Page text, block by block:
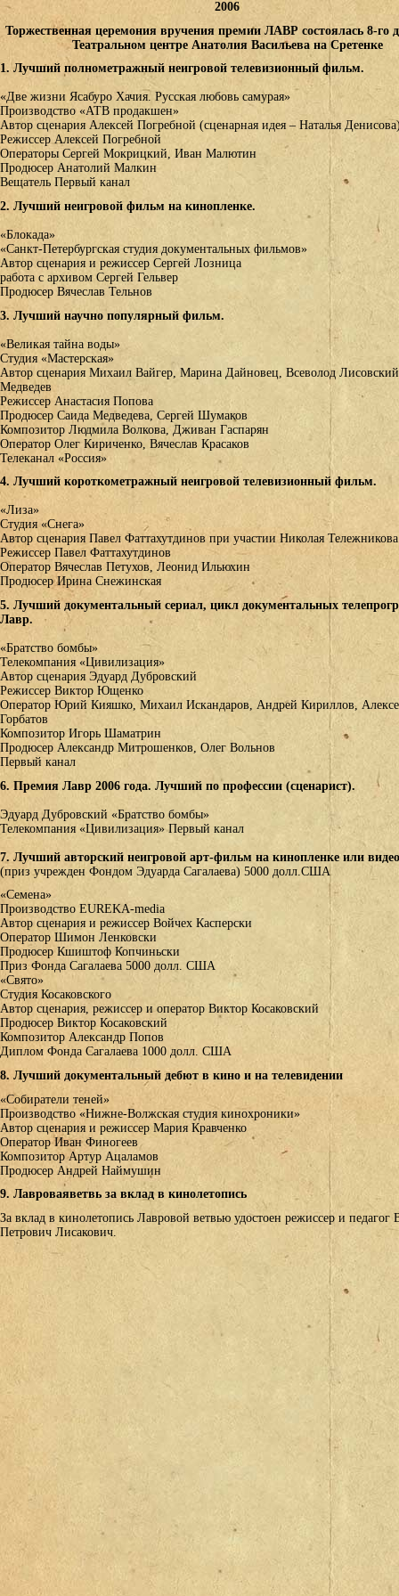
2006
Торжественная церемония вручения премии ЛАВР состоялась 8-го
Театральном центре Анатолия Васильева на Сретенке
1. Лучший полнометражный неигровой телевизионный фильм.
«Две жизни Ясабуро Хачия. Русская любовь самурая»
Производство «АТВ продакшен»
Автор сценария Алексей Погребной (сценарная идея – Наталья
Режиссер Алексей Погребной
Операторы Сергей Мокрицкий, Иван Малютин
Продюсер Анатолий Малкин
Вещатель Первый канал
2. Лучший неигровой фильм на кинопленке.
«Блокада»
«Санкт-Петербургская студия документальных фильмов»
Автор сценария и режиссер Сергей Лозница
работа с архивом Сергей Гельвер
Продюсер Вячеслав Тельнов
3. Лучший научно популярный фильм.
«Великая тайна воды»
Студия «Мастерская»
Автор сценария Михаил Вайгер, Марина Дайновец, Всеволод
Медведев
Режиссер Анастасия Попова
Продюсер Саида Медведева, Сергей Шумаков
Композитор Людмила Волкова, Дживан Гаспарян
Оператор Олег Кириченко, Вячеслав Красаков
Телеканал «Россия»
4. Лучший короткометражный неигровой телевизионный фильм.
«Лиза»
Студия «Снега»
Автор сценария Павел Фаттахутдинов при участии Николая Тележникова
Режиссер Павел Фаттахутдинов
Оператор Вячеслав Петухов, Леонид Ильюхин
Продюсер Ирина Снежинская
5. Лучший документальный сериал, цикл документальных
Лавр.
«Братство бомбы»
Телекомпания «Цивилизация»
Автор сценария Эдуард Дубровский
Режиссер Виктор Ющенко
Оператор Юрий Кияшко, Михаил Искандаров, Андрей Кириллов,
Горбатов
Композитор Игорь Шаматрин
Продюсер Александр Митрошенков, Олег Вольнов
Первый канал
6. Премия Лавр 2006 года. Лучший по профессии (сценарист).
Эдуард Дубровский «Братство бомбы»
Телекомпания «Цивилизация» Первый канал
7. Лучший авторский неигровой арт-фильм на кинопленке или
(приз учрежден Фондом Эдуарда Сагалаева) 5000 долл.США
«Семена»
Производство EUREKA-media
Автор сценария и режиссер Войчех Касперски
Оператор Шимон Ленковски
Продюсер Кшиштоф Копчиньски
Приз Фонда Сагалаева 5000 долл. США
«Свято»
Студия Косаковского
Автор сценария, режиссер и оператор Виктор Косаковский
Продюсер Виктор Косаковский
Композитор Александр Попов
Диплом Фонда Сагалаева 1000 долл. США
8. Лучший документальный дебют в кино и на телевидении
«Собиратели теней»
Производство «Нижне-Волжская студия кинохроники»
Автор сценария и режиссер Мария Кравченко
Оператор Иван Финогеев
Композитор Артур Ацаламов
Продюсер Андрей Наймушин
9. Лавроваяветвь за вклад в кинолетопись
За вклад в кинолетопись Лавровой ветвью удостоен режиссер и педагог
Петрович Лисакович.